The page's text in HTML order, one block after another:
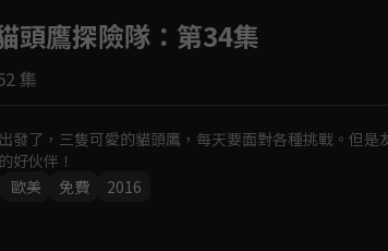
如有不便請見諒
頭鷹探險隊 ：第34集
集
發了，三隻可愛的貓頭鷹，每天要面對各種挑戰。但
好伙伴！
歐美 免費 2016